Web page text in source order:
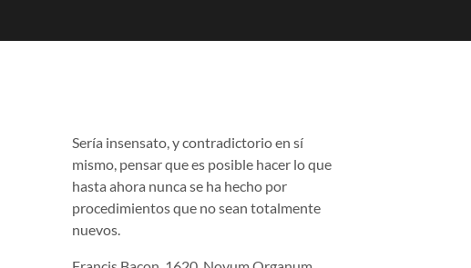
Sería insensato, y contradictorio en sí
mismo, pensar que es posible hacer lo que
hasta ahora nunca se ha hecho por
procedimientos que no sean totalmente
nuevos.